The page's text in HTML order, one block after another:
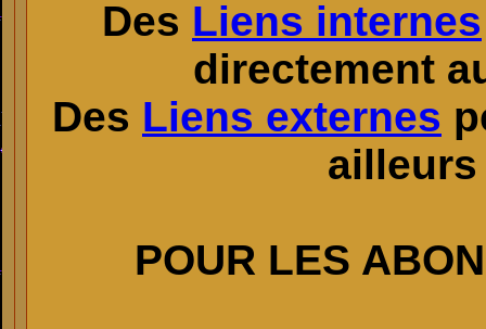
Des Liens internes
directement
Des Liens externes
POUR LES